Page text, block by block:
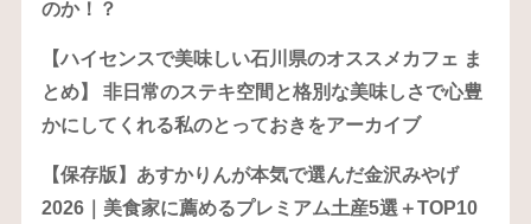
のか！？
【ハイセンスで美味しい石川県のオススメカフェ ま
とめ】 非日常のステキ空間と格別な美味しさで心豊
かにしてくれる私のとっておきをアーカイブ
【保存版】あすかりんが本気で選んだ金沢みやげ
2026｜美食家に薦めるプレミアム土産5選＋TOP10